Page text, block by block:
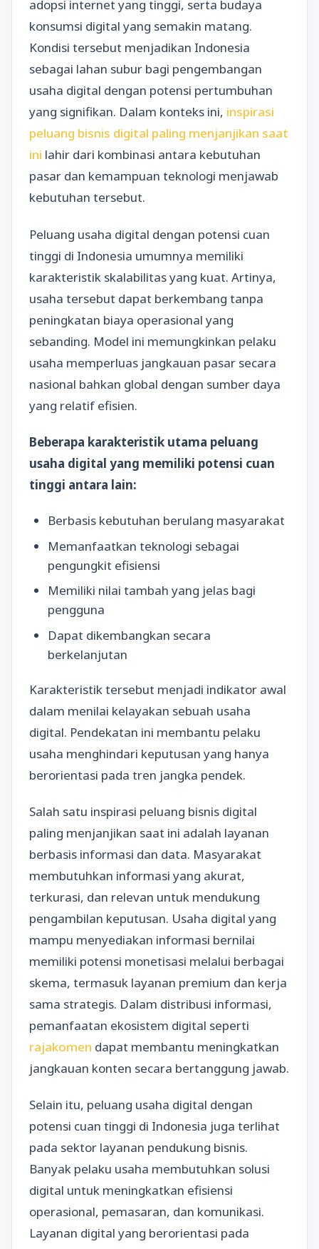
adopsi internet yang tinggi, serta budaya
konsumsi digital yang semakin matang.
Kondisi tersebut menjadikan Indonesia
sebagai lahan subur bagi pengembangan
usaha digital dengan potensi pertumbuhan
yang signifikan. Dalam konteks ini, inspirasi
peluang bisnis digital paling menjanjikan saat
ini lahir dari kombinasi antara kebutuhan
pasar dan kemampuan teknologi menjawab
kebutuhan tersebut.
Peluang usaha digital dengan potensi cuan
tinggi di Indonesia umumnya memiliki
karakteristik skalabilitas yang kuat. Artinya,
usaha tersebut dapat berkembang tanpa
peningkatan biaya operasional yang
sebanding. Model ini memungkinkan pelaku
usaha memperluas jangkauan pasar secara
nasional bahkan global dengan sumber daya
yang relatif efisien.
Beberapa karakteristik utama peluang
usaha digital yang memiliki potensi cuan
tinggi antara lain:
Berbasis kebutuhan berulang masyarakat
Memanfaatkan teknologi sebagai
pengungkit efisiensi
Memiliki nilai tambah yang jelas bagi
pengguna
Dapat dikembangkan secara
berkelanjutan
Karakteristik tersebut menjadi indikator awal
dalam menilai kelayakan sebuah usaha
digital. Pendekatan ini membantu pelaku
usaha menghindari keputusan yang hanya
berorientasi pada tren jangka pendek.
Salah satu inspirasi peluang bisnis digital
paling menjanjikan saat ini adalah layanan
berbasis informasi dan data. Masyarakat
membutuhkan informasi yang akurat,
terkurasi, dan relevan untuk mendukung
pengambilan keputusan. Usaha digital yang
mampu menyediakan informasi bernilai
memiliki potensi monetisasi melalui berbagai
skema, termasuk layanan premium dan kerja
sama strategis. Dalam distribusi informasi,
pemanfaatan ekosistem digital seperti
rajakomen dapat membantu meningkatkan
jangkauan konten secara bertanggung jawab.
Selain itu, peluang usaha digital dengan
potensi cuan tinggi di Indonesia juga terlihat
pada sektor layanan pendukung bisnis.
Banyak pelaku usaha membutuhkan solusi
digital untuk meningkatkan efisiensi
operasional, pemasaran, dan komunikasi.
Layanan digital yang berorientasi pada